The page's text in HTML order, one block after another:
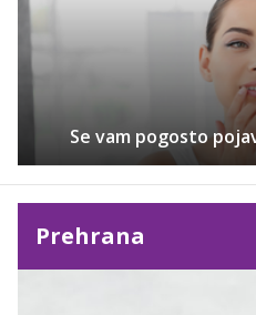
Se vam pogosto
Prehrana